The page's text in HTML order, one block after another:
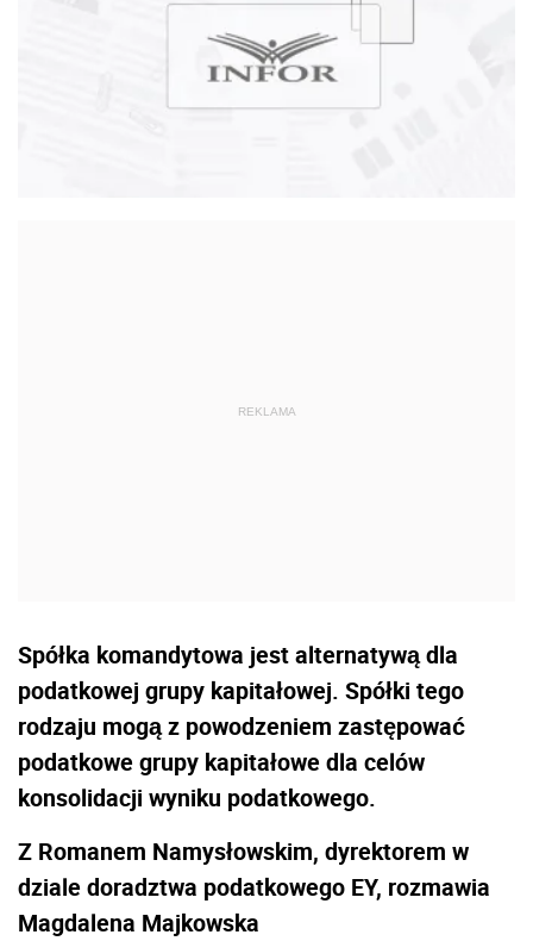
Spółka komandytowa jest alternatywą dla
podatkowej grupy kapitałowej. Spółki tego
rodzaju mogą z powodzeniem zastępować
podatkowe grupy kapitałowe dla celów
konsolidacji wyniku podatkowego.
Z Romanem Namysłowskim, dyrektorem w
dziale doradztwa podatkowego EY, rozmawia
Magdalena Majkowska